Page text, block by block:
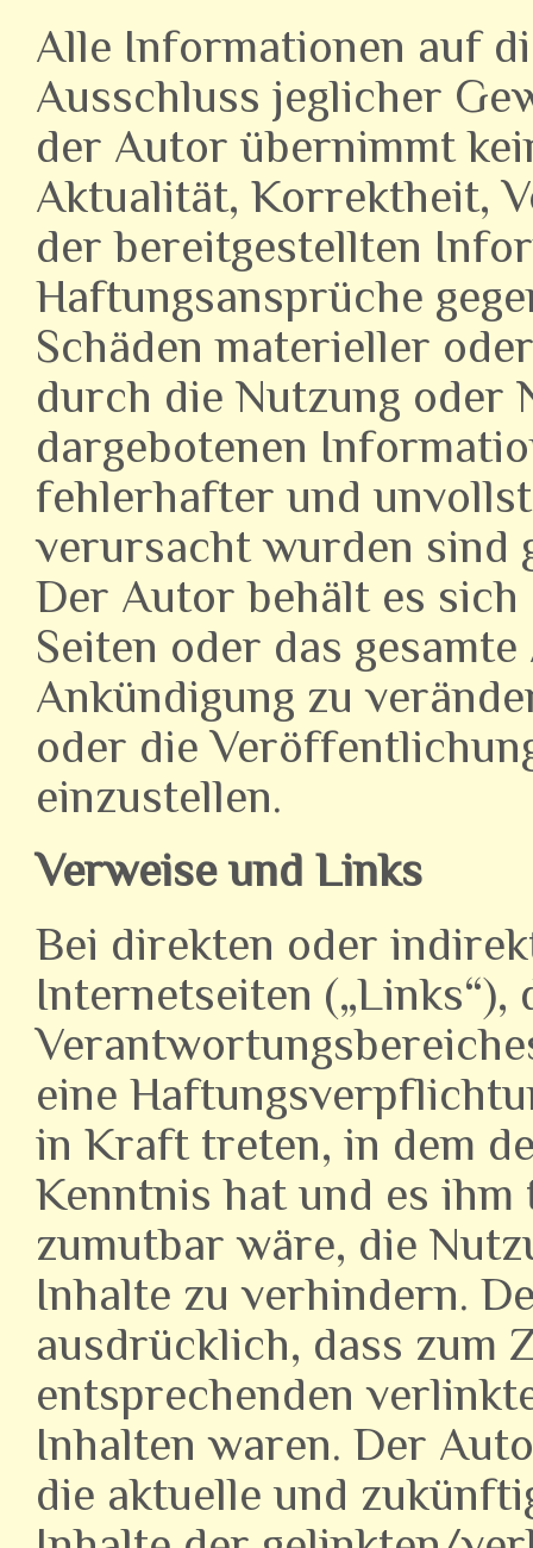
Alle Informationen auf
Ausschluss jeglicher
der Autor übernimmt
Aktualität, Korrektheit,
der bereitgestellten
Haftungsansprüche
Schäden materieller
durch die Nutzung oder
dargebotenen
fehlerhafter und
verursacht wurden sind
Der Autor behält es
Seiten oder das
Ankündigung zu
oder die
einzustellen.
Verweise und Links
Bei direkten oder
Internetseiten („Links“),
eine
in Kraft treten, in dem
Kenntnis hat und es
zumutbar wäre, die
Inhalte zu verhindern.
ausdrücklich, dass zum
entsprechenden
Inhalten waren. Der
die aktuelle und